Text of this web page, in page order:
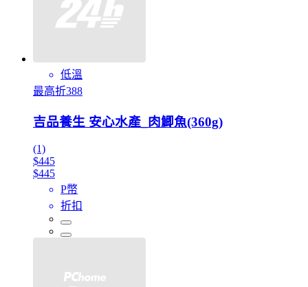
低溫
最高折388
吉品養生 安心水產_肉鯽魚(360g)
(1)
$445
$445
P幣
折扣